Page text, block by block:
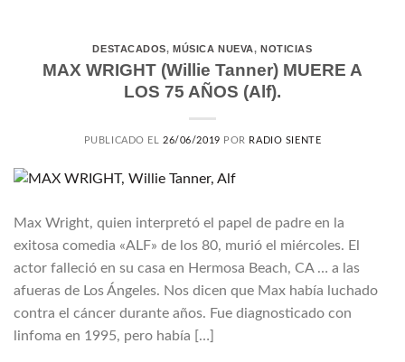
DESTACADOS,MÚSICA NUEVA,NOTICIAS
MAX WRIGHT (Willie Tanner) MUERE A
LOS 75 AÑOS (Alf).
PUBLICADO EL26/06/2019 POR RADIO SIENTE
Max Wright, quien interpretó el papel de padre en la
exitosa comedia «ALF» de los 80, murió el miércoles. El
actor falleció en su casa en Hermosa Beach, CA … a las
afueras de Los Ángeles. Nos dicen que Max había luchado
contra el cáncer durante años. Fue diagnosticado con
linfoma en 1995, pero había […]